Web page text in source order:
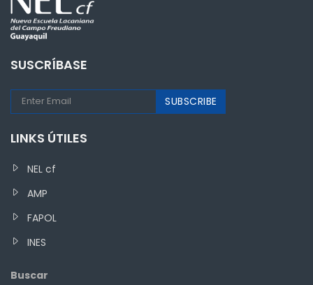
SUSCRÍBASE
LINKS ÚTILES
NEL cf
AMP
FAPOL
INES
Buscar